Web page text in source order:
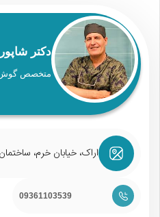
دکتر
متخصص گوش،
اراک، خیابان خرم،
09361103539